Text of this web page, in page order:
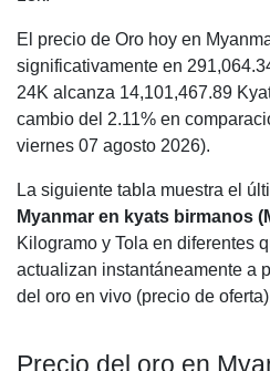
El precio de Oro hoy en
significativamente en
24K alcanza 14,101,467.89
cambio del 2.11% en
viernes 07 agosto 2026).
La siguiente tabla muestra el
Myanmar en kyats birmanos
Kilogramo y Tola en diferentes
actualizan instantáneamente a
del oro en vivo (precio de
Precio del oro en